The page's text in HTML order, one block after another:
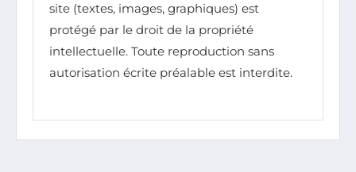
site (textes, images, graphiques) est
protégé par le droit de la propriété
intellectuelle. Toute reproduction sans
autorisation écrite préalable est interdite.